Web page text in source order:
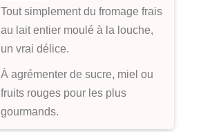
Tout simplement du fromage frais
au lait entier moulé à la louche,
un vrai délice.
À agrémenter de sucre, miel ou
fruits rouges pour les plus
gourmands.